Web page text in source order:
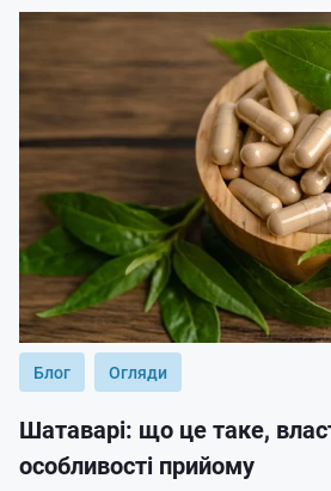
Блог Огляди
Шатаварі: що це таке,
особливості прийому